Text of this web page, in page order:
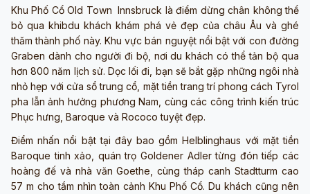
Khu Phố Cổ Old Town Innsbruck là điểm dừng chân không thể
bỏ qua khibdu khách khám phá vẻ đẹp của châu Âu và ghé
thăm thành phố này. Khu vực bán nguyệt nổi bật với con đường
Graben dành cho người đi bộ, nơi du khách có thể tản bộ qua
hơn 800 năm lịch sử. Dọc lối đi, bạn sẽ bắt gặp những ngôi nhà
nhỏ hẹp với cửa sổ trung cổ, mặt tiền trang trí phong cách Tyrol
pha lẫn ảnh hưởng phương Nam, cùng các công trình kiến trúc
Phục hưng, Baroque và Rococo tuyệt đẹp.
Điểm nhấn nổi bật tại đây bao gồm Helblinghaus với mặt tiền
Baroque tinh xảo, quán trọ Goldener Adler từng đón tiếp các
hoàng đế và nhà văn Goethe, cùng tháp canh Stadtturm cao
57 m cho tầm nhìn toàn cảnh Khu Phố Cổ. Du khách cũng nên